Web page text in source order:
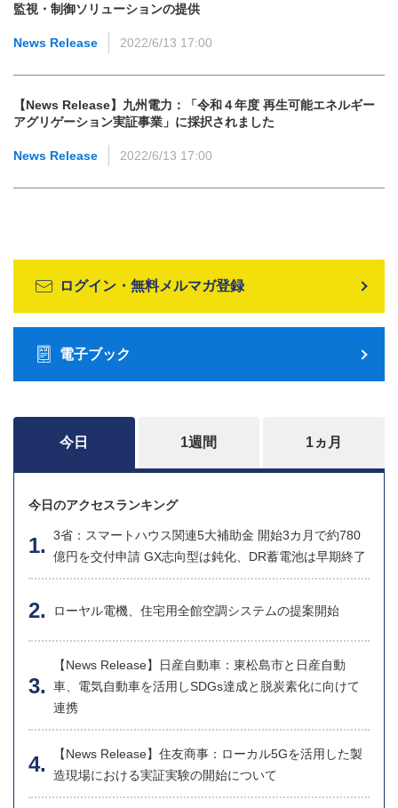
監視・制御ソリューションの提供
News Release 2022/6/13 17:00
【News Release】九州電力：「令和４年度 再生可能エネルギー
アグリゲーション実証事業」に採択されました
News Release 2022/6/13 17:00
ログイン・無料メルマガ登録
電子ブック
今日 1週間 1ヵ月
今日のアクセスランキング
3省：スマートハウス関連5大補助金 開始3カ月で約780
億円を交付申請 GX志向型は鈍化、DR蓄電池は早期終了
ローヤル電機、住宅用全館空調システムの提案開始
【News Release】日産自動車：東松島市と日産自動
車、電気自動車を活用しSDGs達成と脱炭素化に向けて
連携
【News Release】住友商事：ローカル5Gを活用した製
造現場における実証実験の開始について